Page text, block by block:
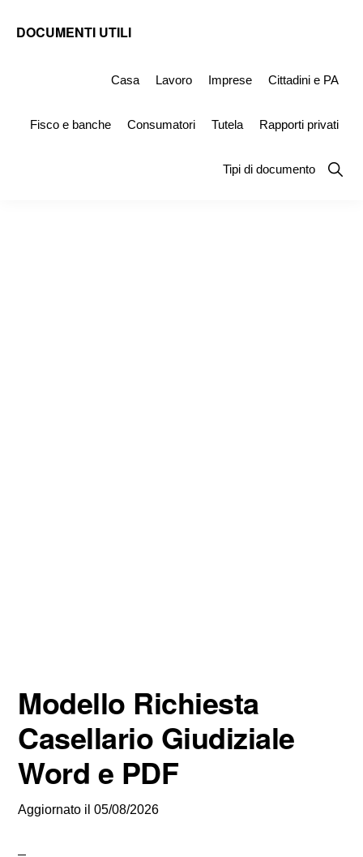
DOCUMENTI UTILI
Simile
Casa Lavoro Imprese Cittadini e PA
Fisco e banche Consumatori Tutela Rapporti privati
Tipi di documento
Show
Modello Richiesta
Casellario Giudiziale
Word e PDF
Aggiornato il05/08/2026